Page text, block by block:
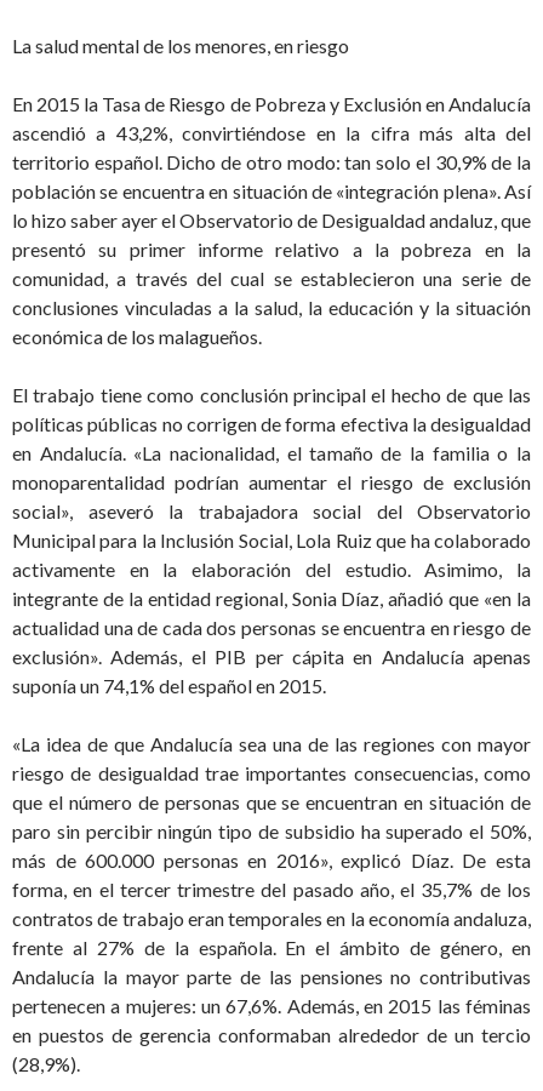
La salud mental de los menores, en riesgo
En 2015 la Tasa de Riesgo de Pobreza y Exclusión en Andalucía
ascendió a 43,2%, convirtiéndose en la cifra más alta del
territorio español. Dicho de otro modo: tan solo el 30,9% de la
población se encuentra en situación de «integración plena». Así
lo hizo saber ayer el Observatorio de Desigualdad andaluz, que
presentó su primer informe relativo a la pobreza en la
comunidad, a través del cual se establecieron una serie de
conclusiones vinculadas a la salud, la educación y la situación
económica de los malagueños.
El trabajo tiene como conclusión principal el hecho de que las
políticas públicas no corrigen de forma efectiva la desigualdad
en Andalucía. «La nacionalidad, el tamaño de la familia o la
monoparentalidad podrían aumentar el riesgo de exclusión
social», aseveró la trabajadora social del Observatorio
Municipal para la Inclusión Social, Lola Ruiz que ha colaborado
activamente en la elaboración del estudio. Asimimo, la
integrante de la entidad regional, Sonia Díaz, añadió que «en la
actualidad una de cada dos personas se encuentra en riesgo de
exclusión». Además, el PIB per cápita en Andalucía apenas
suponía un 74,1% del español en 2015.
«La idea de que Andalucía sea una de las regiones con mayor
riesgo de desigualdad trae importantes consecuencias, como
que el número de personas que se encuentran en situación de
paro sin percibir ningún tipo de subsidio ha superado el 50%,
más de 600.000 personas en 2016», explicó Díaz. De esta
forma, en el tercer trimestre del pasado año, el 35,7% de los
contratos de trabajo eran temporales en la economía andaluza,
frente al 27% de la española. En el ámbito de género, en
Andalucía la mayor parte de las pensiones no contributivas
pertenecen a mujeres: un 67,6%. Además, en 2015 las féminas
en puestos de gerencia conformaban alrededor de un tercio
(28,9%).